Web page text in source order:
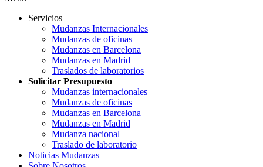
Servicios
Mudanzas Internacionales
Mudanzas de oficinas
Mudanzas en Barcelona
Mudanzas en Madrid
Traslados de laboratorios
Solicitar Presupuesto
Mudanzas internacionales
Mudanzas de oficinas
Mudanzas en Barcelona
Mudanzas en Madrid
Mudanza nacional
Traslado de laboratorio
Noticias Mudanzas